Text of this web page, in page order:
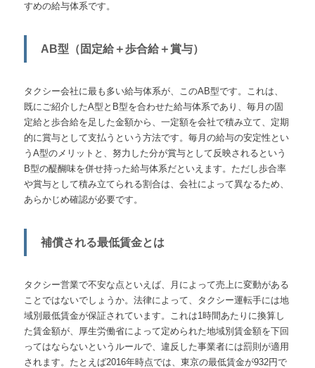
すめの給与体系です。
AB型（固定給＋歩合給＋賞与）
タクシー会社に最も多い給与体系が、このAB型です。これは、
既にご紹介したA型とB型を合わせた給与体系であり、毎月の固
定給と歩合給を足した金額から、一定額を会社で積み立て、定期
的に賞与として支払うという方法です。毎月の給与の安定性とい
うA型のメリットと、努力した分が賞与として反映されるという
B型の醍醐味を併せ持った給与体系だといえます。ただし歩合率
や賞与として積み立てられる割合は、会社によって異なるため、
あらかじめ確認が必要です。
補償される最低賃金とは
タクシー営業で不安な点といえば、月によって売上に変動がある
ことではないでしょうか。法律によって、タクシー運転手には地
域別最低賃金が保証されています。これは1時間あたりに換算し
た賃金額が、厚生労働省によって定められた地域別賃金額を下回
ってはならないというルールで、違反した事業者には罰則が適用
されます。たとえば2016年時点では、東京の最低賃金が932円で